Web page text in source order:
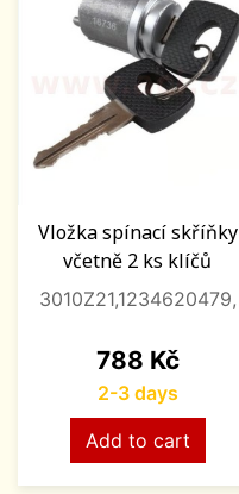
Vložka spínací skříňky
včetně 2 ks klíčů
3010Z21,1234620479,
Price
788 Kč
2-3 days
Add to cart